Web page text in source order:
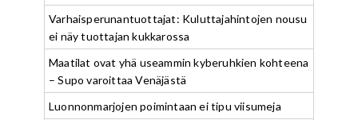
Varhaisperunantuottajat: Kuluttajahintojen nousu
ei näy tuottajan kukkarossa
Maatilat ovat yhä useammin kyberuhkien kohteena
– Supo varoittaa Venäjästä
Luonnonmarjojen poimintaan ei tipu viisumeja